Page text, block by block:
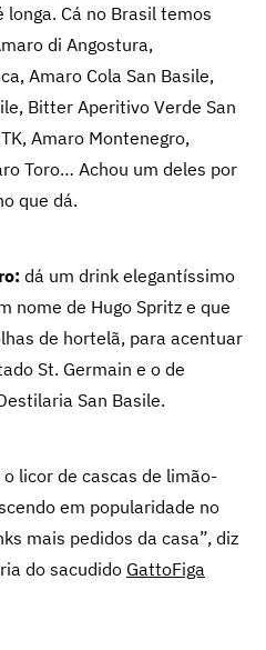
longa. Cá no Brasil temos
di Angostura,
Amaro Cola San Basile,
Bitter Aperitivo Verde San
Amaro Montenegro,
Toro… Achou um deles por
que dá.
dá um drink elegantíssimo
nome de Hugo Spritz e que
de hortelã, para acentuar
St. Germain e o de
San Basile.
licor de cascas de limão-
em popularidade no
mais pedidos da casa”, diz
do sacudido GattoFiga